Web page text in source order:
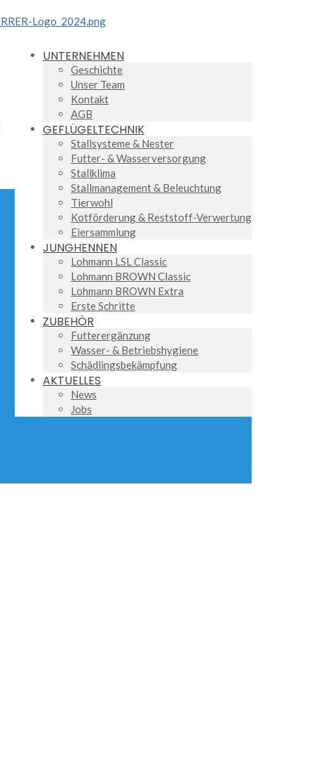
UNTERNEHMEN
Geschichte
Unser Team
Kontakt
AGB
GEFLÜGELTECHNIK
Stallsysteme & Nester
Futter- & Wasserversorgung
Stallklima
Stallmanagement & Beleuchtung
Tierwohl
Kotförderung & Reststoff-Verwertung
Eiersammlung
JUNGHENNEN
Lohmann LSL Classic
Lohmann BROWN Classic
Lohmann BROWN Extra
Erste Schritte
ZUBEHÖR
Futterergänzung
Wasser- & Betriebshygiene
Schädlingsbekämpfung
AKTUELLES
News
Jobs